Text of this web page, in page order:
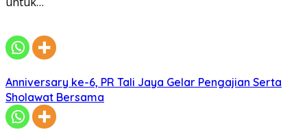
Anniversary ke-6, PR Tali Jaya Gelar Pengajian Serta
Sholawat Bersama